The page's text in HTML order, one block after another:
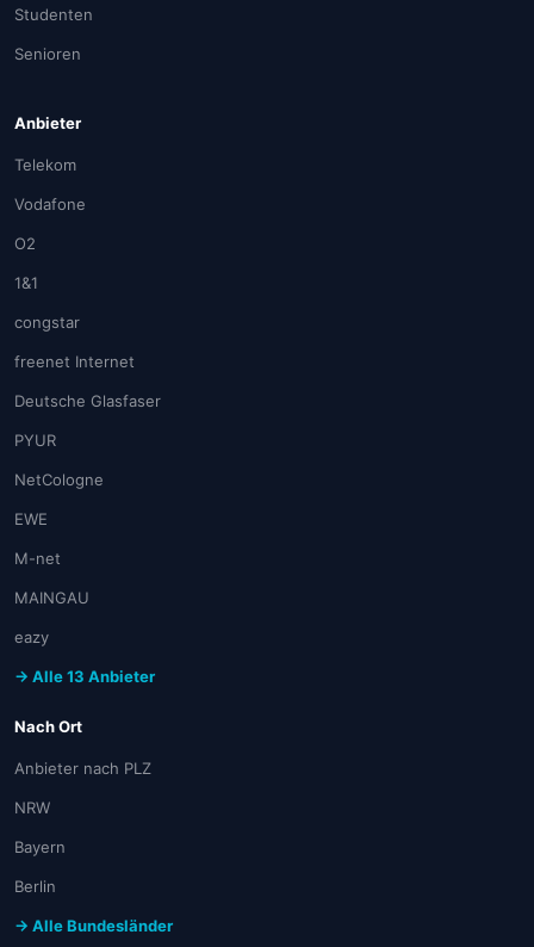
Studenten
Senioren
Anbieter
Telekom
Vodafone
O2
1&1
congstar
freenet Internet
Deutsche Glasfaser
PYUR
NetCologne
EWE
M-net
MAINGAU
eazy
→ Alle 13 Anbieter
Nach Ort
Anbieter nach PLZ
NRW
Bayern
Berlin
→ Alle Bundesländer